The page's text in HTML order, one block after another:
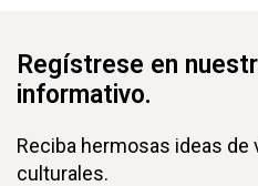
Regístrese en
informativo.
Reciba hermosas ideas de
culturales.